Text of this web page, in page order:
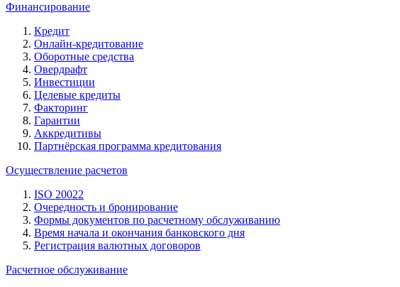
Финансирование
Кредит
Онлайн-кредитование
Оборотные средства
Овердрафт
Инвестиции
Целевые кредиты
Факторинг
Гарантии
Аккредитивы
Партнёрская программа кредитования
Осуществление расчетов
ISO 20022
Очередность и бронирование
Формы документов по расчетному обслуживанию
Время начала и окончания банковского дня
Регистрация валютных договоров
Расчетное обслуживание